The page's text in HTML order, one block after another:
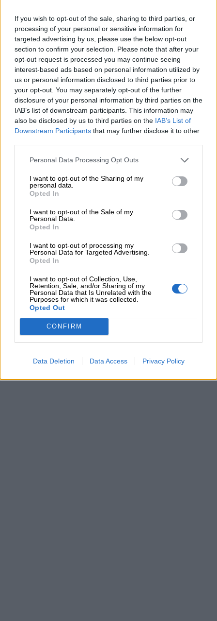
If you wish to opt-out of the sale, sharing to third parties, or
processing of your personal or sensitive information for
targeted advertising by us, please use the below opt-out
section to confirm your selection. Please note that after your
opt-out request is processed you may continue seeing
interest-based ads based on personal information utilized by
us or personal information disclosed to third parties prior to
your opt-out. You may separately opt-out of the further
disclosure of your personal information by third parties on the
IAB’s list of downstream participants. This information may
also be disclosed by us to third parties on the IAB’s List of
Downstream Participants that may further disclose it to other
Personal Data Processing Opt Outs
I want to opt-out of the Sharing of my
personal data.
Opted In
I want to opt-out of the Sale of my
Personal Data.
Opted In
I want to opt-out of processing my
Personal Data for Targeted Advertising.
Opted In
I want to opt-out of Collection, Use,
Retention, Sale, and/or Sharing of my
Personal Data that Is Unrelated with the
Purposes for which it was collected.
Opted Out
CONFIRM
Data Deletion Data Access Privacy Policy
Nomi
maschili
Nomi
femminili
Frasi
e
aforismi
Buongiorno
Buonanotte
Auguri
Barzellette
positiva
generazioni attuali sono sensibili ed intelligenti
tanto quanto quelle che le hanno precedute;
semplicemente, hanno imparato che l’autorità
(dei genitori come degli insegnanti) può essere
ignorata senza curarsi delle conseguenze.I
nostri ragazzi non hanno bisogno di adulti
urlanti, ma di adulti forti, fermi. Hanno
bisogno di mamme, papà e maestre che una
volta presa una decisione non tornino indietro
per compassione. Hanno bisogno di regole.
Hanno bisogno di un sistema rigido, che non
concede sulla base dell’amore ma su quella del
merito.